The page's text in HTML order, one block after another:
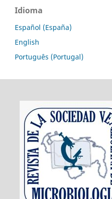
Idioma
Español (España)
English
Português (Portugal)